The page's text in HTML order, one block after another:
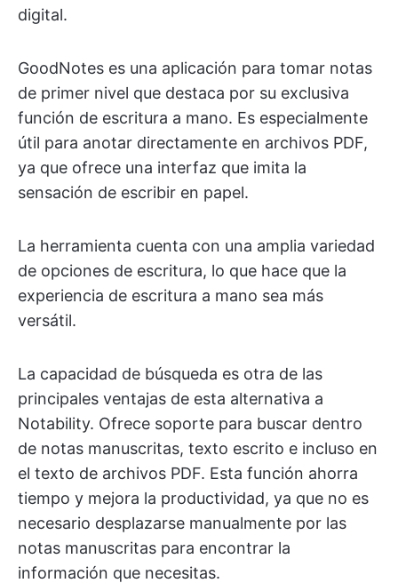
digital.
GoodNotes es una aplicación para tomar notas
de primer nivel que destaca por su exclusiva
función de escritura a mano. Es especialmente
útil para anotar directamente en archivos PDF,
ya que ofrece una interfaz que imita la
sensación de escribir en papel.
La herramienta cuenta con una amplia variedad
de opciones de escritura, lo que hace que la
experiencia de escritura a mano sea más
versátil.
La capacidad de búsqueda es otra de las
principales ventajas de esta alternativa a
Notability. Ofrece soporte para buscar dentro
de notas manuscritas, texto escrito e incluso en
el texto de archivos PDF. Esta función ahorra
tiempo y mejora la productividad, ya que no es
necesario desplazarse manualmente por las
notas manuscritas para encontrar la
información que necesitas.